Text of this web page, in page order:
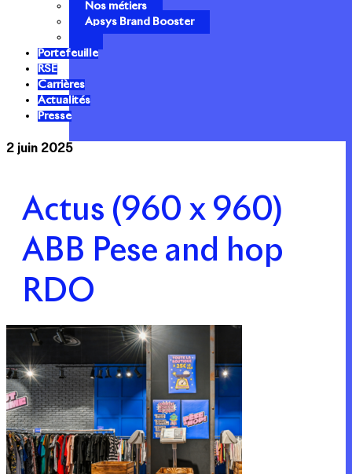
Nos métiers
Apsys Brand Booster
Portefeuille
RSE
Carrières
Actualités
Presse
2 juin 2025
Actus (960 x 960)
ABB Pese and hop
RDO